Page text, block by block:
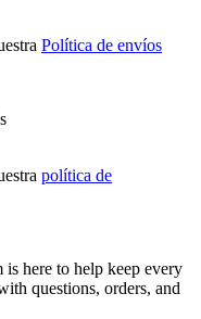
Política de envíos
política de
is here to help keep every
questions, orders, and